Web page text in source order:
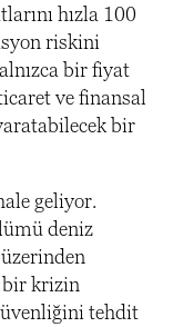
hızla 100
riskini
bir fiyat
ve finansal
bir
geliyor.
deniz
bir krizin
tehdit